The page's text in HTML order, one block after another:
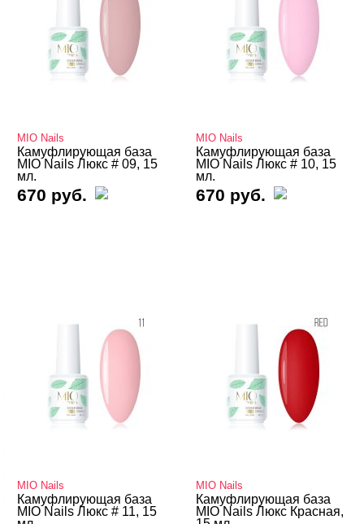
ЦВЕТ Свернуть
ЦЕНА
ТИПЫ ГЕЛЕЙ Cвернуть
База
База для донаращивания
База камуфлирующая
MIO Nails
Камуфлирующая база
MIO Nails Люкс # 09, 15
мл.
670 руб.
MIO Nails
Камуфлирующая база
MIO Nails Люкс # 10, 15
мл.
670 руб.
MIO Nails
Камуфлирующая база
MIO Nails Люкс # 11, 15
MIO Nails
Камуфлирующая база
MIO Nails Люкс Красная,